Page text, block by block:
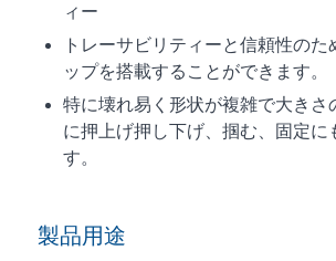
ィー
トレーサビリティーと信頼性のた
ップを搭載することができます。
特に壊れ易く形状が複雑で大きさ
に押上げ押し下げ、掴む、固定に
す。
製品用途